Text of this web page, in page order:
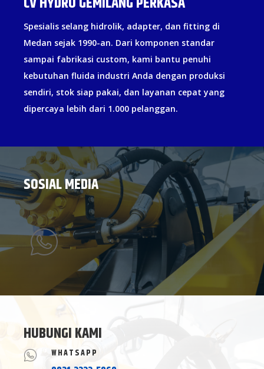
Spesialis selang hidrolik, adapter, dan fitting di
Medan sejak 1990-an. Dari komponen standar
sampai fabrikasi custom, kami bantu penuhi
kebutuhan fluida industri Anda dengan produksi
sendiri, stok siap pakai, dan layanan cepat yang
dipercaya lebih dari 1.000 pelanggan.
SOSIAL MEDIA
HUBUNGI KAMI
WHATSAPP